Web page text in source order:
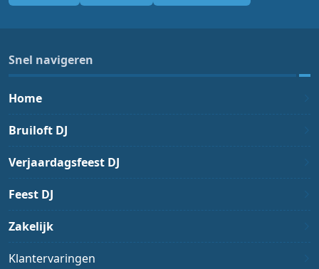
Snel navigeren
Home
Bruiloft DJ
Verjaardagsfeest DJ
Feest DJ
Zakelijk
Klantervaringen